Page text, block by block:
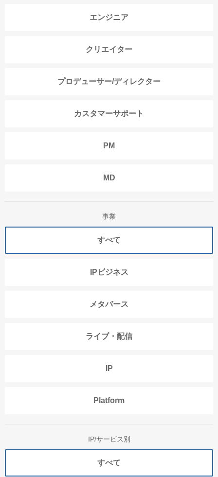
エンジニア
クリエイター
プロデューサー/ディレクター
カスタマーサポート
PM
MD
事業
すべて
IPビジネス
メタバース
ライブ・配信
IP
Platform
IP/サービス別
すべて